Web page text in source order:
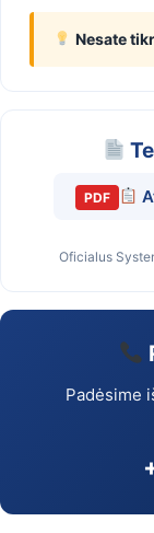
Nesate
PDF
Oficialus
Padėsime